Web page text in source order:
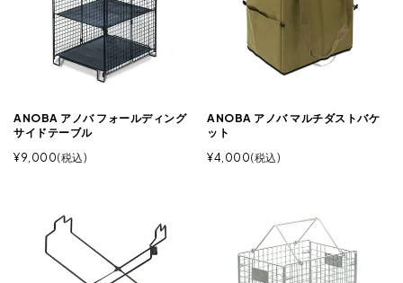
ANOBA アノバ フォールディング
サイドテーブル
¥9,000 税込
ANOBA アノバ マルチダストバケ
ット
¥4,000 税込